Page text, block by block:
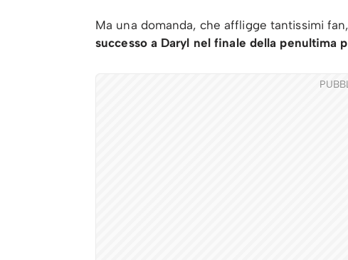
Ma una domanda, che affligge tantissimi
successo a Daryl nel finale della penultima